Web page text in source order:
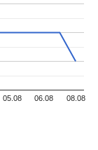
05.08 06.08 08.08